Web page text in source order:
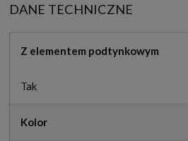
DANE TECHNICZNE
Z elementem podtynkowym
Tak
Kolor